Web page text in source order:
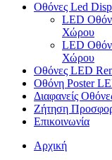
Οθόνες Led
LED
Χώρου
LED
Χώρου
Οθόνες LED
Οθόνη Poster
Διαφανείς
Ζήτηση
Επικοινωνία
Αρχική